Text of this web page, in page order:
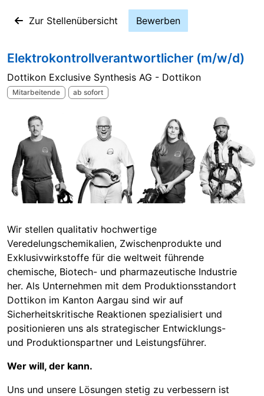
Zur Stellenübersicht Bewerben
Elektrokontrollverantwortlicher (m/w/d)
Dottikon Exclusive Synthesis AG - Dottikon
Mitarbeitende ab sofort
Wir stellen qualitativ hochwertige
Veredelungschemikalien, Zwischenprodukte und
Exklusivwirkstoffe für die weltweit führende
chemische, Biotech- und pharmazeutische Industrie
her. Als Unternehmen mit dem Produktionsstandort
Dottikon im Kanton Aargau sind wir auf
Sicherheitskritische Reaktionen spezialisiert und
positionieren uns als strategischer Entwicklungs-
und Produktionspartner und Leistungsführer.
Wer will, der kann.
Uns und unsere Lösungen stetig zu verbessern ist